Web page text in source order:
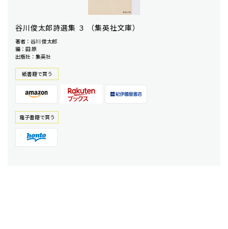
谷川俊太郎詩選集 ３ （集英社文庫）
著者：谷川 俊太郎
編：田 原
出版社：集英社
紙書籍で買う
電⼦書籍で買う